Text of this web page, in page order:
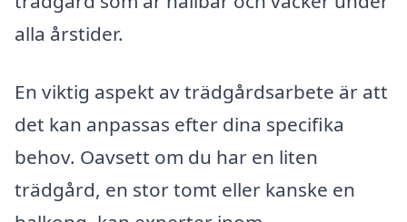
alla årstider.
En viktig aspekt av trädgårdsarbete är att
det kan anpassas efter dina specifika
behov. Oavsett om du har en liten
trädgård, en stor tomt eller kanske en